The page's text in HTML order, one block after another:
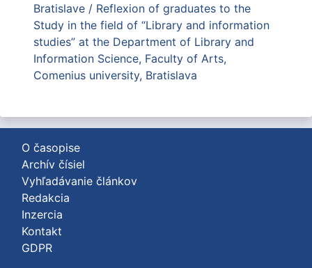
Bratislave / Reflexion of graduates to the
Study in the field of “Library and information
studies” at the Department of Library and
Information Science, Faculty of Arts,
Comenius university, Bratislava
O časopise
Archív čísiel
Vyhľadávanie článkov
Redakcia
Inzercia
Kontakt
GDPR